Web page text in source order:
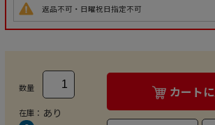
返品不可・日曜祝日指定不可
数量
在庫： あり
カート